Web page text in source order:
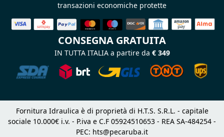
transazioni economiche protette
CONSEGNA GRATUITA
IN TUTTA ITALIA a partire da € 349
Fornitura Idraulica è di proprietà di H.T.S. S.R.L. - capitale
sociale 10.000€ i.v. - P.iva e C.F 05924510653 - REA SA-484254 -
PEC: hts@pecaruba.it